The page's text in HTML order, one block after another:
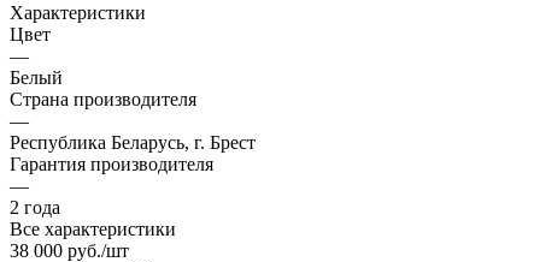
Характеристики
Цвет
—
Белый
Страна производителя
—
Республика Беларусь, г. Брест
Гарантия производителя
—
2 года
Все характеристики
38 000 руб./шт